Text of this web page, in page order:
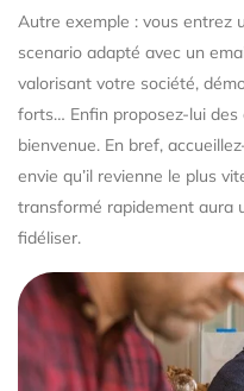
Autre exemple : vous entrez
scenario adapté avec un
valorisant votre société,
forts… Enfin proposez-lui
bienvenue. En bref,
envie qu’il revienne le plus
transformé rapidement aura
fidéliser.